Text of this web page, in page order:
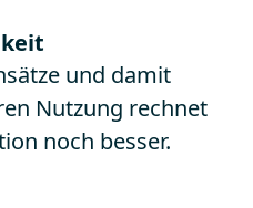
und damit
Nutzung rechnet
noch besser.